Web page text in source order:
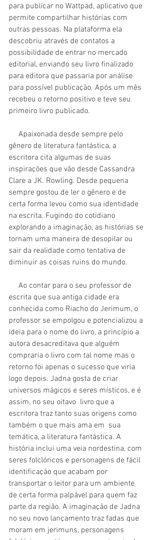
para publicar no Wattpad, aplicativo que
permite compartilhar histórias com
outras pessoas. Na plataforma ela
descobriu através de contatos a
possibilidade de entrar no mercado
editorial, enviando seu livro finalizado
para editora que passaria por análise
para possível publicação. Após um mês
recebeu o retorno positivo e teve seu
primeiro livro publicado.
gênero de literatura fantástica, a
escritora cita algumas de suas
inspirações que vão desde Cassandra
Clare a JK. Rowling. Desde pequena
sempre gostou de ler o gênero e de
certa forma levou como sua identidade
na escrita. Fugindo do cotidiano
explorando a imaginação, as histórias se
tornam uma maneira de desopilar ou
sair da realidade como tentativa de
diminuir as coisas ruins do mundo.
escrita que sua antiga cidade era
conhecida como Riacho do Jerimum, o
professor se empolgou e potencializou a
ideia para o nome do livro, a princípio a
autora desacreditava que alguém
compraria o livro com tal nome mas o
retorno foi apenas o sucesso que viria
logo depois. Jadna gosta de criar
universos mágicos e seres místicos, e é
assim, no seu oitavo  livro que a
escritora traz tanto suas origens como
também o que mais ama em  sua
temática, a literatura fantástica. A
história inclui uma veia nordestina, com
seres folclóricos e personagens de fácil
identificação que acabam por
transportar o leitor para um ambiente
de certa forma palpável para quem faz
parte da região. A imaginação de Jadna
no seu novo lançamento traz fadas que
moram em jerimuns, personagens